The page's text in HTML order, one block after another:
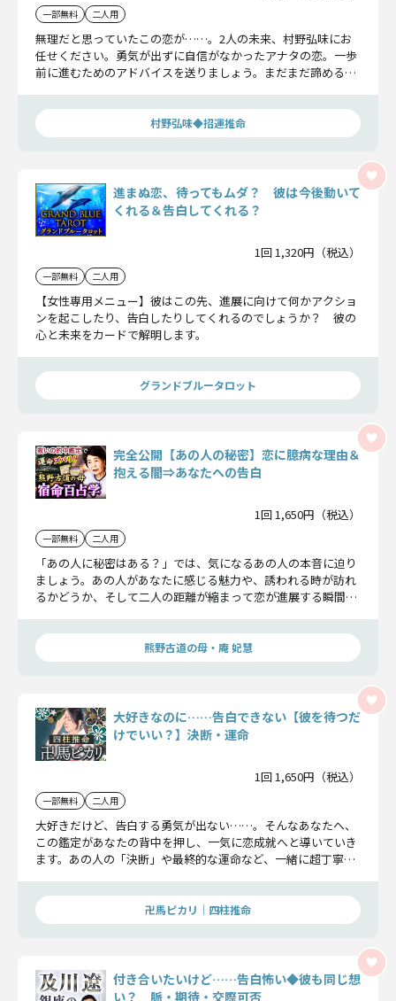
一部無料 二人用
無理だと思っていたこの恋が……。2人の未来、村野弘味にお
任せください。勇気が出ずに自信がなかったアナタの恋。一歩
前に進むためのアドバイスを送りましょう。まだまだ諦めるの
村野弘味◆招運推命
進まぬ恋、待ってもムダ？ 彼は今後動いて
くれる＆告白してくれる？
1回 1,320円（税込）
一部無料 二人用
【女性専用メニュー】彼はこの先、進展に向けて何かアクショ
ンを起こしたり、告白したりしてくれるのでしょうか？ 彼の
心と未来をカードで解明します。
グランドブルータロット
完全公開【あの人の秘密】恋に臆病な理由＆
抱える闇⇒あなたへの告白
1回 1,650円（税込）
一部無料 二人用
「あの人に秘密はある？」では、気になるあの人の本音に迫り
ましょう。あの人があなたに感じる魅力や、誘われる時が訪れ
るかどうか、そして二人の距離が縮まって恋が進展する瞬間ま
熊野古道の母・庵 妃慧
大好きなのに……告白できない【彼を待つだ
けでいい？】決断・運命
1回 1,650円（税込）
一部無料 二人用
大好きだけど、告白する勇気が出ない……。そんなあなたへ、
この鑑定があなたの背中を押し、一気に恋成就へと導いていき
ます。あの人の「決断」や最終的な運命など、一緒に超丁寧に
卍馬ピカリ｜四柱推命
付き合いたいけど……告白怖い◆彼も同じ想
い？ 脈・期待・交際可否